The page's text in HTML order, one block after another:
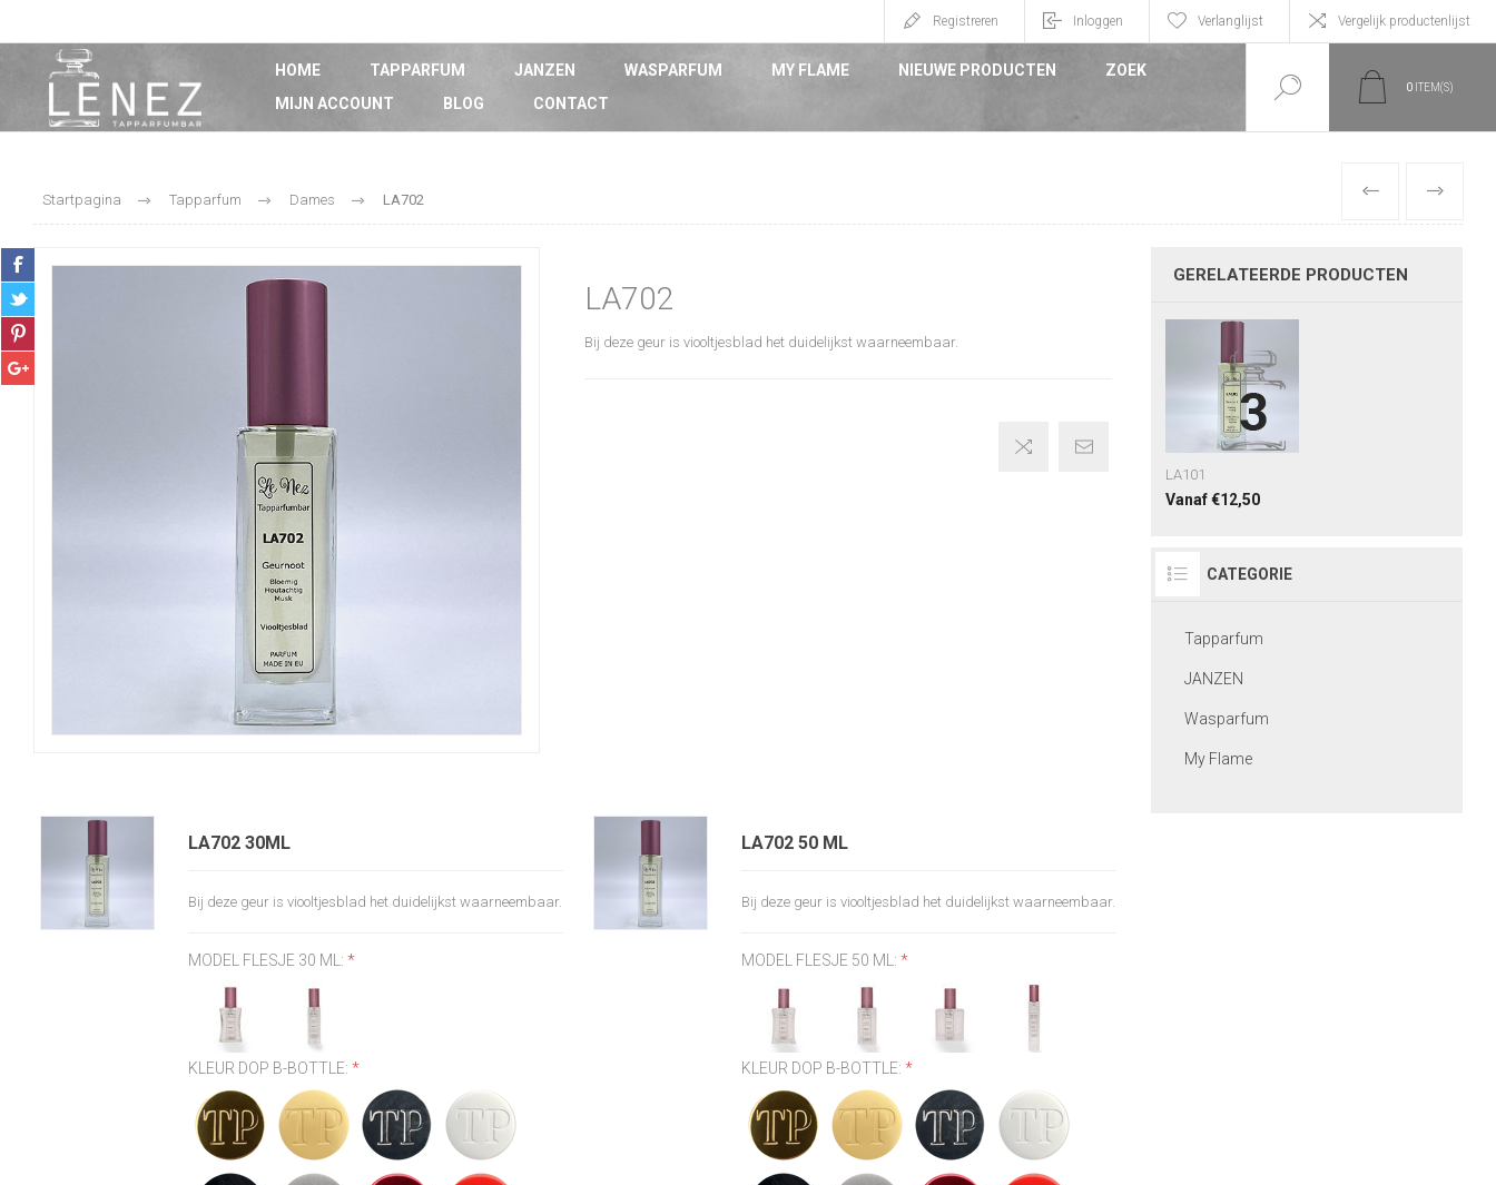
Registreren Inloggen Verlanglijst Vergelijk productenlijst
HOME TAPPARFUM JANZEN WASPARFUM MY FLAME NIEUWE PRODUCTEN
ZOEK
MIJN ACCOUNT
BLOG CONTACT
0 ITEM(S)
Startpagina Tapparfum Dames LA702 VORIGE
LA702
Bij deze geur is viooltjesblad het duidelijkst waarneembaar.
LA702 30ML
Bij deze geur is viooltjesblad het duidelijkst waarneembaar.
MODEL FLESJE 30 ML:*
KLEUR DOP B-BOTTLE:*
LA702 50 ML
Bij deze geur is viooltjesblad het duidelijkst waarneembaar.
MODEL FLESJE 50 ML:*
KLEUR DOP B-BOTTLE:*
GERELATEERDE PRODUCTEN
LA101
Vanaf €12,50
CATEGORIE
Tapparfum
JANZEN
Wasparfum
My Flame